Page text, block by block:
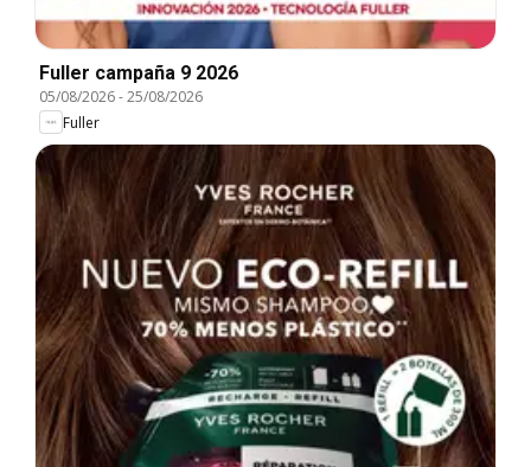
Fuller campaña 9 2026
05/08/2026-25/08/2026
Fuller